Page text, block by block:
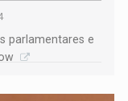
parlamentares e